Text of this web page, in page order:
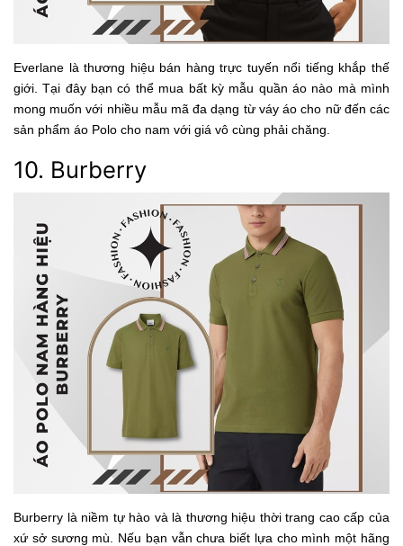
Everlane là thương hiệu bán hàng trực tuyến nổi tiếng khắp thế
giới. Tại đây bạn có thể mua bất kỳ mẫu quần áo nào mà mình
mong muốn với nhiều mẫu mã đa dạng từ váy áo cho nữ đến các
sản phẩm áo Polo cho nam với giá vô cùng phải chăng.
10. Burberry
Burberry là niềm tự hào và là thương hiệu thời trang cao cấp của
xứ sở sương mù. Nếu bạn vẫn chưa biết lựa cho mình một hãng